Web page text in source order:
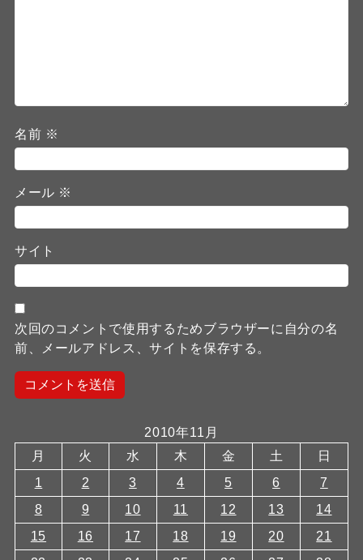
名前 ※
メール ※
サイト
次回のコメントで使用するためブラウザーに自分の名
前、メールアドレス、サイトを保存する。
2010年11月
月
火 水 木 金 土
日
1
2 3 4 5 6
7
8
9 10 11 12 13
14
15
16 17 18 19 20
21